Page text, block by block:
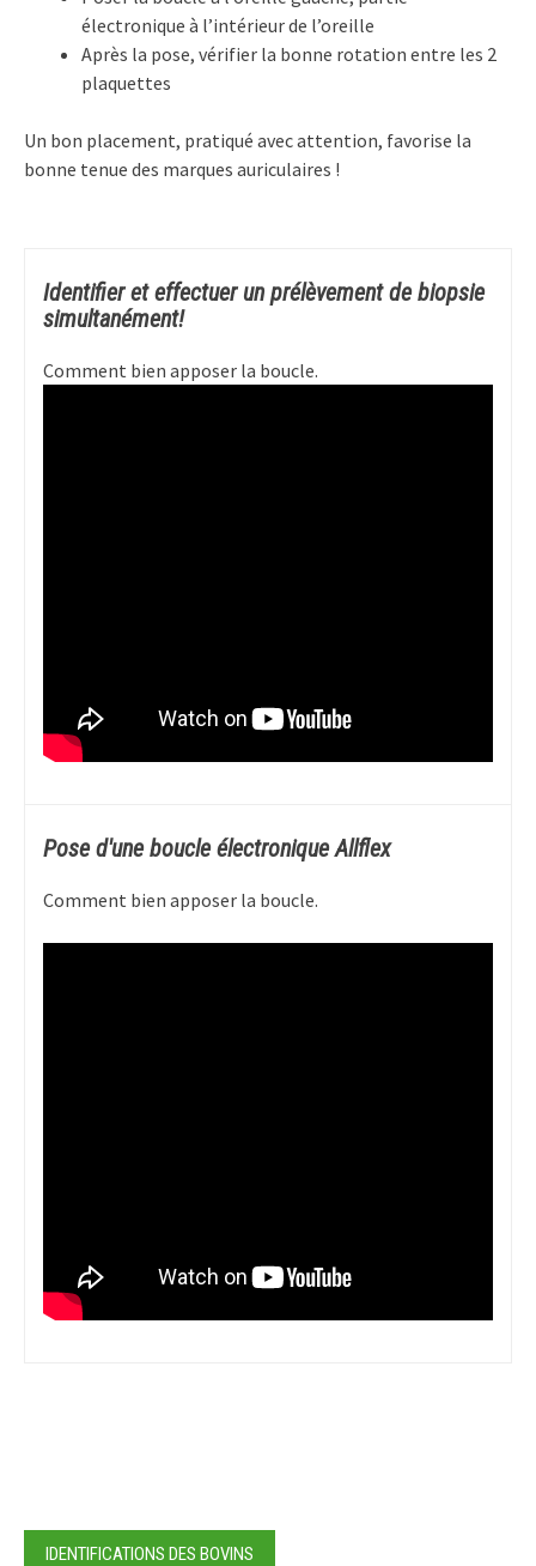
électronique à l’intérieur de l’oreille
Après la pose, vérifier la bonne rotation entre les 2
plaquettes
Un bon placement, pratiqué avec attention, favorise la
bonne tenue des marques auriculaires !
Identifier et effectuer un prélèvement de biopsie
simultanément!
Comment bien apposer la boucle.
Pose d'une boucle électronique Allflex
Comment bien apposer la boucle.
IDENTIFICATIONS DES BOVINS